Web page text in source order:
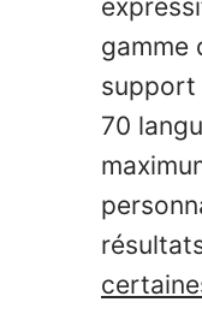
gamme
support
70